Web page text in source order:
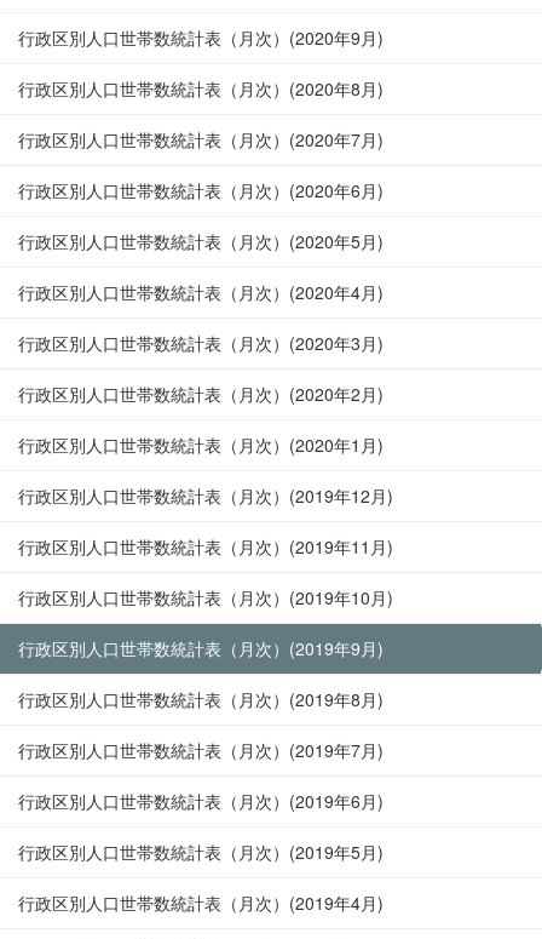
行政区別人口世帯数統計表（月次）(2020年9月)
行政区別人口世帯数統計表（月次）(2020年8月)
行政区別人口世帯数統計表（月次）(2020年7月)
行政区別人口世帯数統計表（月次）(2020年6月)
行政区別人口世帯数統計表（月次）(2020年5月)
行政区別人口世帯数統計表（月次）(2020年4月)
行政区別人口世帯数統計表（月次）(2020年3月)
行政区別人口世帯数統計表（月次）(2020年2月)
行政区別人口世帯数統計表（月次）(2020年1月)
行政区別人口世帯数統計表（月次）(2019年12月)
行政区別人口世帯数統計表（月次）(2019年11月)
行政区別人口世帯数統計表（月次）(2019年10月)
行政区別人口世帯数統計表（月次）(2019年9月)
行政区別人口世帯数統計表（月次）(2019年8月)
行政区別人口世帯数統計表（月次）(2019年7月)
行政区別人口世帯数統計表（月次）(2019年6月)
行政区別人口世帯数統計表（月次）(2019年5月)
行政区別人口世帯数統計表（月次）(2019年4月)